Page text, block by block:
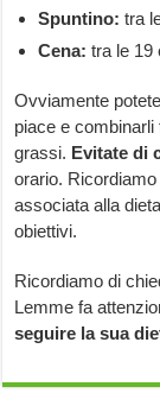
Spuntino: tra
Cena:tra le 19
Ovviamente
piace e combinarli
grassi. Evitate di
orario.
associata alla
obiettivi.
Ricordiamo di
Lemme fa
seguire la sua